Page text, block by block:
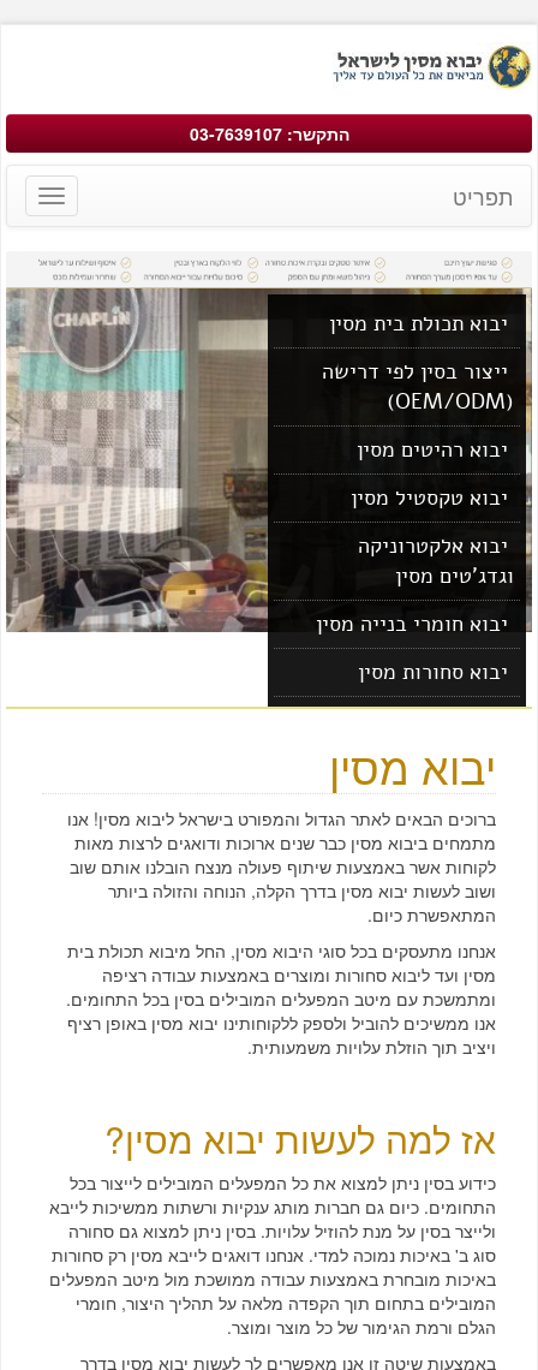
התקשר: 03-7639107
Toggle
תפריט
יבוא תכולת בית מסין
ייצור בסין לפי דרישה
יבוא רהיטים מסין
יבוא טקסטיל מסין
יבוא אלקטרוניקה
וגדג'טים מסין
יבוא חומרי בנייה מסין
יבוא סחורות מסין
יבוא מסין
ברוכים הבאים לאתר הגדול והמפורט בישראל ליבוא מסין! אנו
מתמחים ביבוא מסין כבר שנים ארוכות ודואגים לרצות מאות
לקוחות אשר באמצעות שיתוף פעולה מנצח הובלנו אותם שוב
ושוב לעשות יבוא מסין בדרך הקלה, הנוחה והזולה ביותר
המתאפשרת כיום.
אנחנו מתעסקים בכל סוגי היבוא מסין, החל מיבוא תכולת בית
מסין ועד ליבוא סחורות ומוצרים באמצעות עבודה רציפה
ומתמשכת עם מיטב המפעלים המובילים בסין בכל התחומים.
אנו ממשיכים להוביל ולספק ללקוחותינו יבוא מסין באופן רציף
ויציב תוך הוזלת עלויות משמעותית.
אז למה לעשות יבוא מסין?
כידוע בסין ניתן למצוא את כל המפעלים המובילים לייצור בכל
התחומים. כיום גם חברות מותג ענקיות ורשתות ממשיכות לייבא
ולייצר בסין על מנת להוזיל עלויות. בסין ניתן למצוא גם סחורה
סוג ב' באיכות נמוכה למדי. אנחנו דואגים לייבא מסין רק סחורות
באיכות מובחרת באמצעות עבודה ממושכת מול מיטב המפעלים
המובילים בתחום תוך הקפדה מלאה על תהליך היצור, חומרי
הגלם ורמת הגימור של כל מוצר ומוצר.
באמצעות שיטה זו אנו מאפשרים לך לעשות יבוא מסין בדרך